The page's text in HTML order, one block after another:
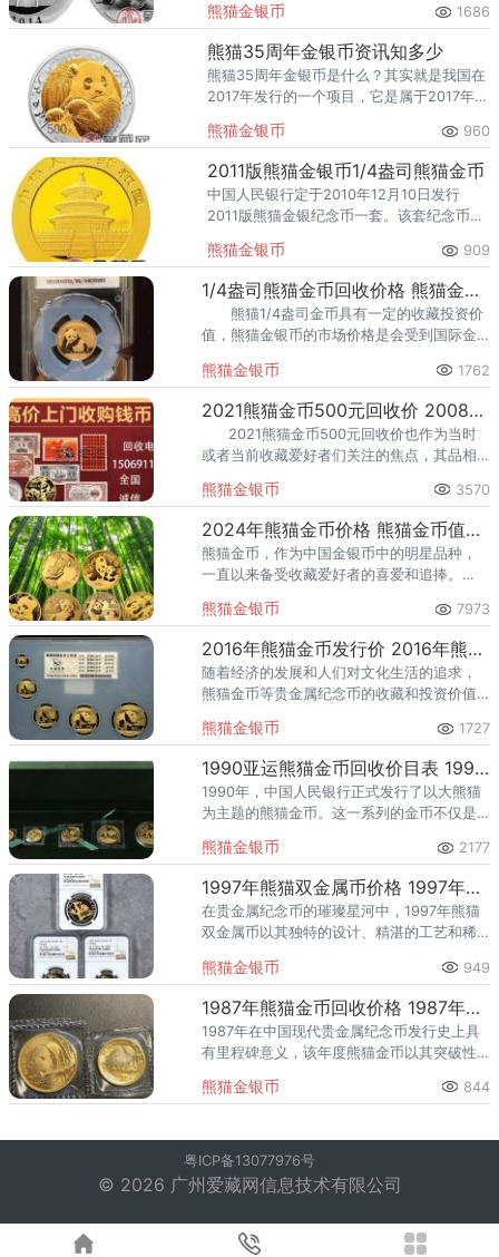
目的。
熊猫金银币 1686
熊猫35周年金银币资讯知多少
熊猫35周年金银币是什么？其实就是我国在
2017年发行的一个项目，它是属于2017年贵
品种中的其中之一。
熊猫金银币 960
2011版熊猫金银币1/4盎司熊猫金币
中国人民银行定于2010年12月10日发行
2011版熊猫金银纪念币一套。该套纪念币共
民共和国法定货币。
熊猫金银币 909
1/4盎司熊猫金币回收价格 熊猫金币回收价格怎么算
熊猫1/4盎司金币具有一定的收藏投资价
值，熊猫金银币的市场价格是会受到国际金
价格会有所不同。
熊猫金银币 1762
2021熊猫金币500元回收价 2008年熊猫金币回收价目表
2021熊猫金币500元回收价也作为当时
或者当前收藏爱好者们关注的焦点，其品相
熊猫金币回收价
熊猫金银币 3570
2024年熊猫金币价格 熊猫金币值多少钱
熊猫金币，作为中国金银币中的明星品种，
一直以来备受收藏爱好者的喜爱和追捧。
作为最新一版其价值如何呢？从市场数据来
看，近期2024年熊
熊猫金银币 7973
2016年熊猫金币发行价 2016年熊猫金币回收价目表
随着经济的发展和人们对文化生活的追求，
熊猫金币等贵金属纪念币的收藏和投资价值
28日发行2016版熊猫金银纪念币一套。该套
金银纪念币共12
熊猫金银币 1727
1990亚运熊猫金币回收价目表 1990年熊猫金币最新价格
1990年，中国人民银行正式发行了以大熊猫
为主题的熊猫金币。这一系列的金币不仅是
化的重要载体。大熊猫作为中国的国宝，其
憨态可掬的形象深受全球人
熊猫金银币 2177
1997年熊猫双金属币价格 1997年熊猫金属币值多少钱
在贵金属纪念币的璀璨星河中，1997年熊猫
双金属币以其独特的设计、精湛的工艺和稀
关注的焦点。这款金币不仅承载着中国熊猫
金币系列的经典传承，更以
熊猫金银币 949
1987年熊猫金币回收价格 1987年熊猫金币套装多少钱
1987年在中国现代贵金属纪念币发行史上具
有里程碑意义，该年度熊猫金币以其突破性
历史价值，在钱币收藏界和贵金属投资领域
熊猫金银币 844
粤ICP备13077976号
© 2026 广州爱藏网信息技术有限公司